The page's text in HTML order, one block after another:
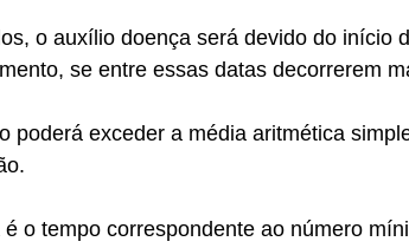
o auxílio doença será devido do início
se entre essas datas decorrerem
poderá exceder a média aritmética
o tempo correspondente ao número